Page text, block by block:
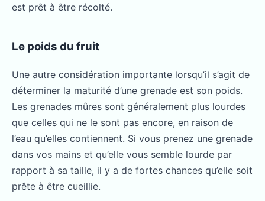
est prêt à être récolté.
Le poids du fruit
Une autre considération importante lorsqu’il s’agit de
déterminer la maturité d’une grenade est son poids.
Les grenades mûres sont généralement plus lourdes
que celles qui ne le sont pas encore, en raison de
l’eau qu’elles contiennent. Si vous prenez une grenade
dans vos mains et qu’elle vous semble lourde par
rapport à sa taille, il y a de fortes chances qu’elle soit
prête à être cueillie.